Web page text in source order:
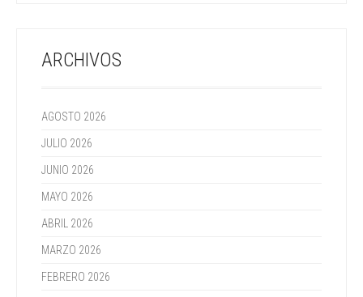
ARCHIVOS
AGOSTO 2026
JULIO 2026
JUNIO 2026
MAYO 2026
ABRIL 2026
MARZO 2026
FEBRERO 2026